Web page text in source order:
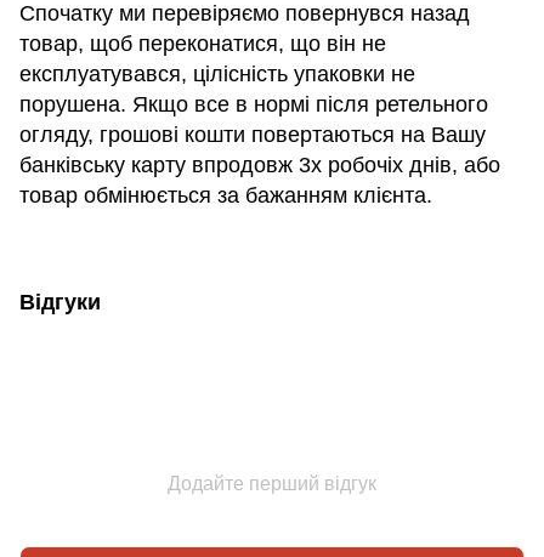
Спочатку ми перевіряємо повернувся назад
товар, щоб переконатися, що він не
експлуатувався, цілісність упаковки не
порушена. Якщо все в нормі після ретельного
огляду, грошові кошти повертаються на Вашу
банківську карту впродовж 3х робочіх днів, або
товар обмінюється за бажанням клієнта.
Відгуки
Додайте перший відгук